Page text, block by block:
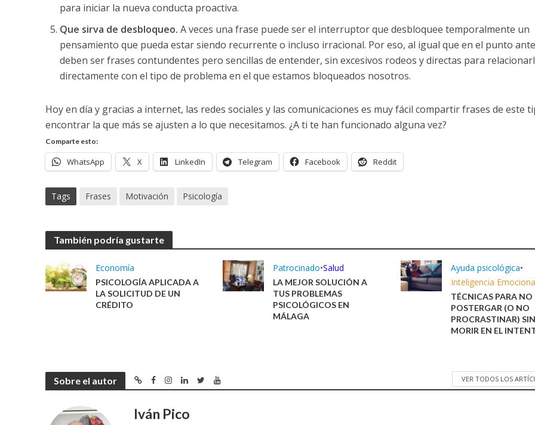
para iniciar la nueva conducta proactiva.
Que sirva de desbloqueo. A veces una frase puede ser el interruptor que desbloquee temporalmente un
pensamiento que pueda estar siendo recurrente o incluso irracional. Por eso, al igual que en el punto
deben ser frases contundentes pero sencillas de entender, sin excesivos rodeos y directas para
directamente con el tipo de problema en el que estamos bloqueados nosotros.
Hoy en día y gracias a internet, las redes sociales y las comunicaciones es muy fácil compartir frases de este
encontrar la que más se ajusten a lo que necesitamos. ¿A ti te han funcionado alguna vez?
Comparte esto:
WhatsApp X LinkedIn Telegram Facebook Reddit
Tags Frases Motivación Psicología
También podría gustarte
Economía
PSICOLOGÍA APLICADA A
LA SOLICITUD DE UN
CRÉDITO
Patrocinado•Salud
LA MEJOR SOLUCIÓN A
TUS PROBLEMAS
PSICOLÓGICOS EN
MÁLAGA
Ayuda psicológica•
Inteligencia
TÉCNICAS PARA NO
POSTERGAR (O NO
PROCRASTINAR) SIN
MORIR EN EL
Sobre el autor VER TODOS LOS
Iván Pico